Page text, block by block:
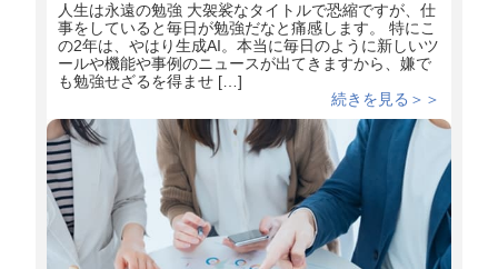
人生は永遠の勉強 大袈裟なタイトルで恐縮ですが、仕
事をしていると毎日が勉強だなと痛感します。 特にこ
の2年は、やはり生成AI。本当に毎日のように新しいツ
ールや機能や事例のニュースが出てきますから、嫌で
も勉強せざるを得ませ […]
続きを見る＞＞